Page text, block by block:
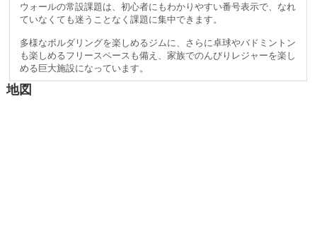
ウォールの常設課題は、初心者にもわかりやすい番号表示で、なれ
ていなくても迷うことなく課題に集中できます。​
多様なボルダリングを楽しめるジムに、さらに卓球やバドミントン
も楽しめるフリースペースも備え、家族でのんびりレジャーを楽し
める巨大施設になっています。
地図